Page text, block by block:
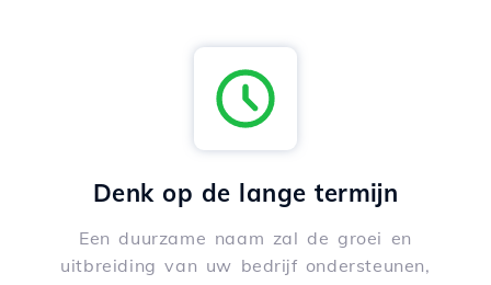
Denk op de lange termijn
Een duurzame naam zal de groei en
uitbreiding van uw bedrijf ondersteunen,